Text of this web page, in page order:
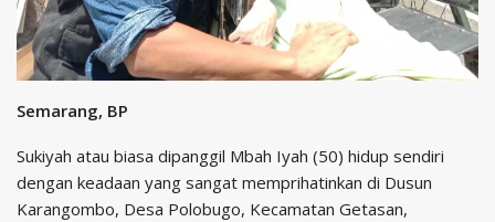
Semarang, BP
Sukiyah atau biasa dipanggil Mbah Iyah (50) hidup sendiri
dengan keadaan yang sangat memprihatinkan di Dusun
Karangombo, Desa Polobugo, Kecamatan Getasan,